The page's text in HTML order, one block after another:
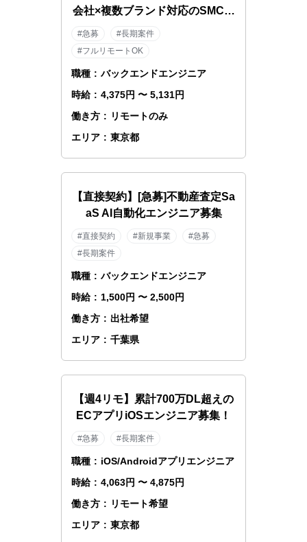
会社×複数ブランド対応のSMCエ
ンジニア
#急募
#長期案件
#フルリモートOK
職種 : バックエンドエンジニア
時給 : 4,375円 〜 5,131円
働き方 : リモートのみ
エリア : 東京都
【直接契約】[急募]不動産査定Sa
aS AI自動化エンジニア募集
#直接契約 #新規事業
#急募
#長期案件
職種 : バックエンドエンジニア
時給 : 1,500円 〜 2,500円
働き方 : 出社希望
エリア : 千葉県
【週4リモ】累計700万DL超えの
ECアプリiOSエンジニア募集！
#急募 #長期案件
職種 : iOS/Androidアプリエンジニア
時給 : 4,063円 〜 4,875円
働き方 : リモート希望
エリア : 東京都